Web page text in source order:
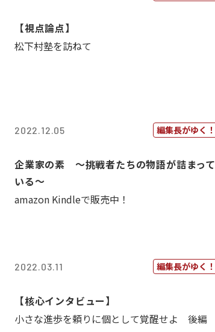
【視点論点】
松下村塾を訪ねて
2022.12.05 編集長がゆく！
企業家の素 〜挑戦者たちの物語が詰まって
いる〜
amazon Kindleで販売中！
2022.03.11 編集長がゆく！
【核心インタビュー】
小さな進歩を頼りに個として覚醒せよ 後編